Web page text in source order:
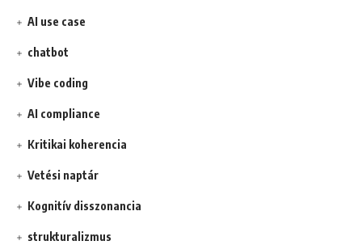
AI use case
chatbot
Vibe coding
AI compliance
Kritikai koherencia
Vetési naptár
Kognitív disszonancia
strukturalizmus